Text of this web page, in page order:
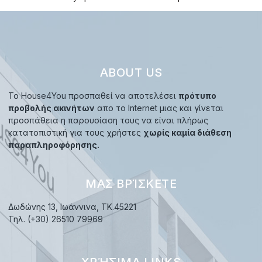
ABOUT US
Το House4You προσπαθεί να αποτελέσει πρότυπο
προβολής ακινήτων απο το Internet μιας και γίνεται
προσπάθεια η παρουσίαση τους να είναι πλήρως
κατατοπιστική για τους χρήστες χωρίς καμία διάθεση
παραπληροφόρησης.
ΜΑΣ ΒΡΊΣΚΕΤΕ
Δωδώνης 13, Ιωάννινα, TK.45221
Τηλ. (+30) 26510 79969